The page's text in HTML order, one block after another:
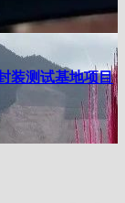
装测试基地项目